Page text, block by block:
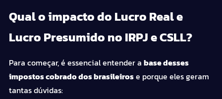
Qual o impacto do Lucro Real e
Lucro Presumido no IRPJ e CSLL?
Para começar, é essencial entender a base desses
impostos cobrado dos brasileirose porque eles geram
tantas dúvidas: